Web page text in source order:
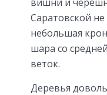
Саратовской
небольшая
шара со
веток.
Деревья